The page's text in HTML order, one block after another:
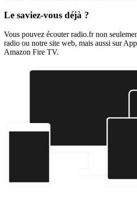
Le saviez-vous déjà ?
Vous pouvez écouter radio.fr non
radio ou notre site web, mais aussi sur
Amazon Fire TV.